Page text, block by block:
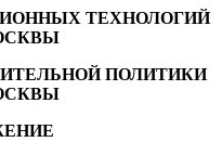
ТЕХНОЛОГИЙ
ПОЛИТИКИ